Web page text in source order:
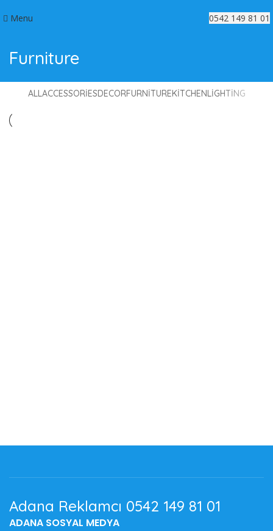
Menu 0542 149 81 01
Furniture
ALLACCESSORIESDECORFURNITUREKITCHENLIGHTING
Adana Reklamcı 0542 149 81 01
ADANA SOSYAL MEDYA